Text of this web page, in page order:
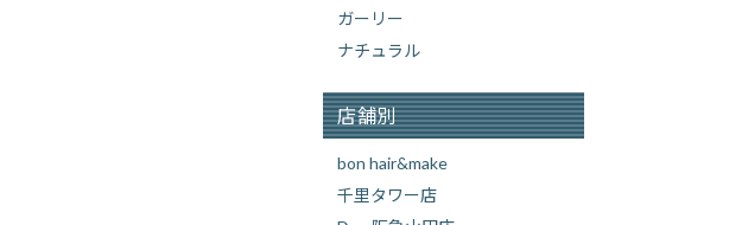
ガーリー
ナチュラル
店舗別
bon hair&make
千里タワー店